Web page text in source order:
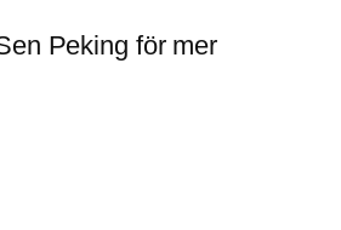
Peking för mer